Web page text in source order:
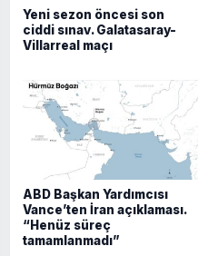
Yeni sezon öncesi son
ciddi sınav. Galatasaray-
Villarreal maçı
ABD Başkan Yardımcısı
Vance’ten İran açıklaması.
“Henüz süreç
tamamlanmadı”